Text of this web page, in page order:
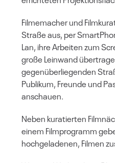
Filmemacher und
Straße aus, per
Lan, ihre Arbeiten zum
große Leinwand
gegenüberliegenden
Publikum, Freunde und
anschauen.
Neben kuratierten
einem Filmprogramm
hochgeladenen, Filmen